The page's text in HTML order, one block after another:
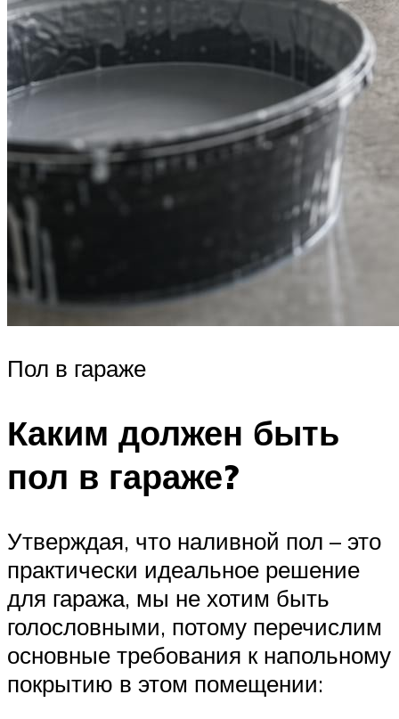
Пол в гараже
Каким должен быть
пол в гараже?
Утверждая, что наливной пол – это
практически идеальное решение
для гаража, мы не хотим быть
голословными, потому перечислим
основные требования к напольному
покрытию в этом помещении: